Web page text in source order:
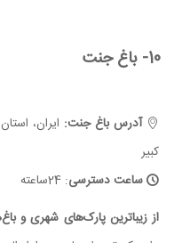
10- باغ جنت
آدرس باغ جنت: ایران،
کبیر
ساعت دسترسی: 24ساعته
از زیباترین پارک‌های شهری و